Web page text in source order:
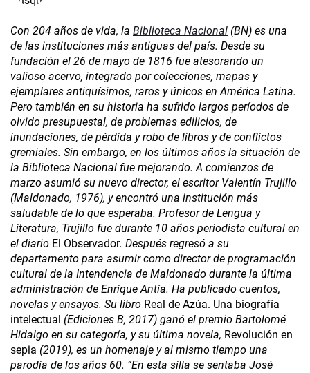
Con 204 años de vida, la Biblioteca Nacional (BN) es una
de las instituciones más antiguas del país. Desde su
fundación el 26 de mayo de 1816 fue atesorando un
valioso acervo, integrado por colecciones, mapas y
ejemplares antiquísimos, raros y únicos en América Latina.
Pero también en su historia ha sufrido largos períodos de
olvido presupuestal, de problemas edilicios, de
inundaciones, de pérdida y robo de libros y de conflictos
gremiales. Sin embargo, en los últimos años la situación de
la Biblioteca Nacional fue mejorando. A comienzos de
marzo asumió su nuevo director, el escritor Valentín Trujillo
(Maldonado, 1976), y encontró una institución más
saludable de lo que esperaba. Profesor de Lengua y
Literatura, Trujillo fue durante 10 años periodista cultural en
el diario El Observador. Después regresó a su
departamento para asumir como director de programación
cultural de la Intendencia de Maldonado durante la última
administración de Enrique Antía. Ha publicado cuentos,
novelas y ensayos. Su libro Real de Azúa. Una biografía
intelectual (Ediciones B, 2017) ganó el premio Bartolomé
Hidalgo en su categoría, y su última novela, Revolución en
sepia (2019), es un homenaje y al mismo tiempo una
parodia de los años 60. “En esta silla se sentaba José